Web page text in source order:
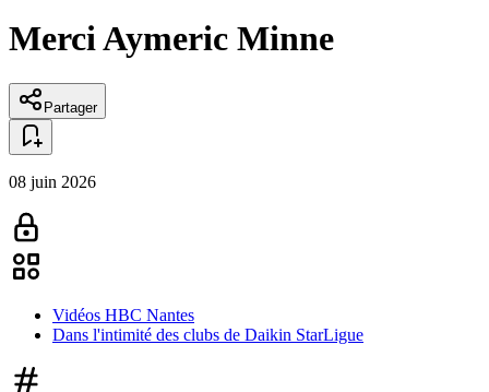
Merci Aymeric Minne
Partager
08 juin 2026
Vidéos HBC Nantes
Dans l'intimité des clubs de Daikin StarLigue